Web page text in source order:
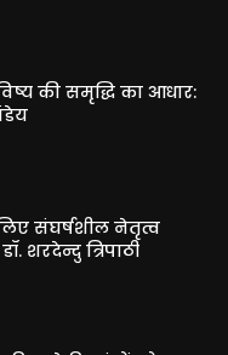
की समृद्धि का आधार:
संघर्षशील नेतृत्व
शरदेन्दु त्रिपाठी